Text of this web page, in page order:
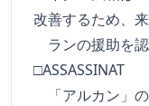
改善するため、
ランの援助を認
□ASSASSINAT
「アルカン」